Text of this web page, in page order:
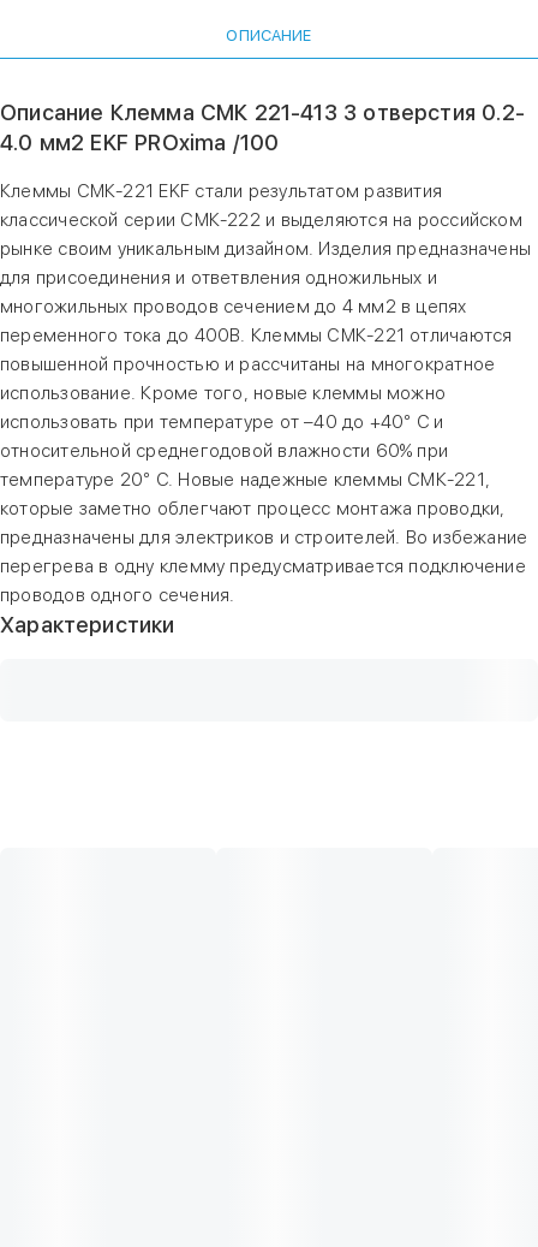
ОПИСАНИЕ
Описание Клемма СМК 221-413 3 отверстия 0.2-
4.0 мм2 EKF PROxima /100
Клеммы СМК-221 EKF стали результатом развития
классической серии СМК-222 и выделяются на российском
рынке своим уникальным дизайном. Изделия предназначены
для присоединения и ответвления одножильных и
многожильных проводов сечением до 4 мм2 в цепях
переменного тока до 400В. Клеммы СМК-221 отличаются
повышенной прочностью и рассчитаны на многократное
использование. Кроме того, новые клеммы можно
использовать при температуре от –40 до +40° C и
относительной среднегодовой влажности 60% при
температуре 20° C. Новые надежные клеммы СМК-221,
которые заметно облегчают процесс монтажа проводки,
предназначены для электриков и строителей. Во избежание
перегрева в одну клемму предусматривается подключение
проводов одного сечения.
Характеристики